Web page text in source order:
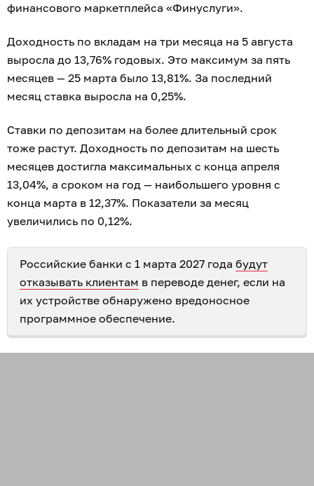
финансового маркетплейса «Финуслуги».
Доходность по вкладам на три месяца на 5 августа
выросла до 13,76% годовых. Это максимум за пять
месяцев — 25 марта было 13,81%. За последний
месяц ставка выросла на 0,25%.
Ставки по депозитам на более длительный срок
тоже растут. Доходность по депозитам на шесть
месяцев достигла максимальных с конца апреля
13,04%, а сроком на год — наибольшего уровня с
конца марта в 12,37%. Показатели за месяц
увеличились по 0,12%.
Российские банки с 1 марта 2027 года будут
отказывать клиентам в переводе денег, если на
их устройстве обнаружено вредоносное
программное обеспечение.